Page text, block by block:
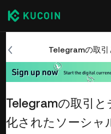
Telegramの取引
化されたソーシャ